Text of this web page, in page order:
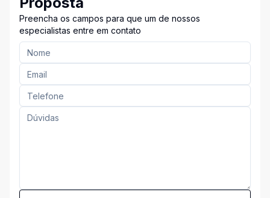
Preencha os campos para que um de nossos
especialistas entre em contato